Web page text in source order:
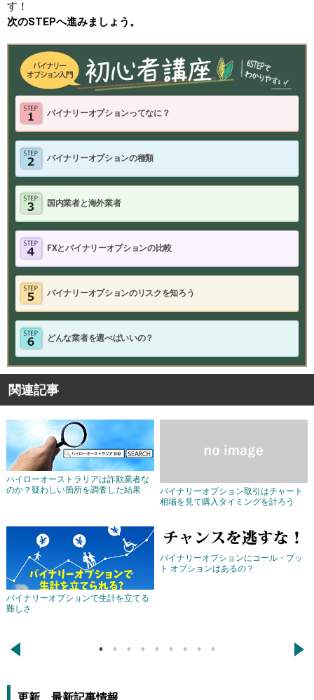
す！
次のSTEPへ進みましょう。
バイナリーオプションってなに？
バイナリーオプションの種類
国内業者と海外業者
FXとバイナリーオプションの比較
バイナリーオプションのリスクを知ろう
どんな業者を選べばいいの？
関連記事
ハイローオーストラリアは詐欺業者な
のか？疑わしい箇所を調査した結果
バイナリーオプション取引はチャート
相場を見て購入タイミングを計ろう
バイナリーオプションで生計を立てる
難しさ
バイナリーオプションにコール・プッ
ト オプションはあるの？
← →
更新、最新記事情報